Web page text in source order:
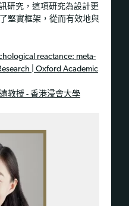
研究，這項研究為設計更
堅實框架，從而有效地與
reactance: meta-
| Oxford Academic
教授 - 香港浸會大學